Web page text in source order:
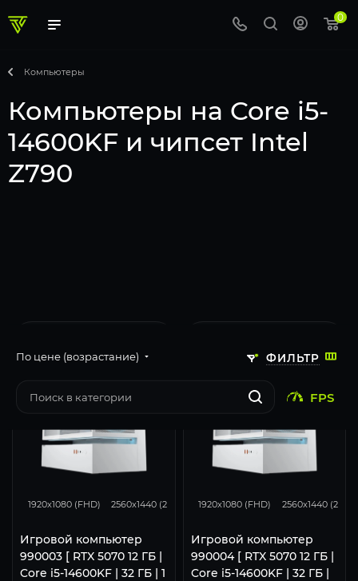
0
Компьютеры
Компьютеры на Core i5-
14600KF и чипсет Intel
Z790
ФИЛЬТР
По цене (возрастание)
FPS
1920x1080 (FHD) 2560x1440 (2K) 3840x2160 (4K)
Игровой компьютер
990003 [ RTX 5070 12 ГБ |
Core i5-14600KF | 32 ГБ | 1
1920x1080 (FHD) 2560x1440 (2K)
Игровой компьютер
990004 [ RTX 5070 12 ГБ |
Core i5-14600KF | 32 ГБ |